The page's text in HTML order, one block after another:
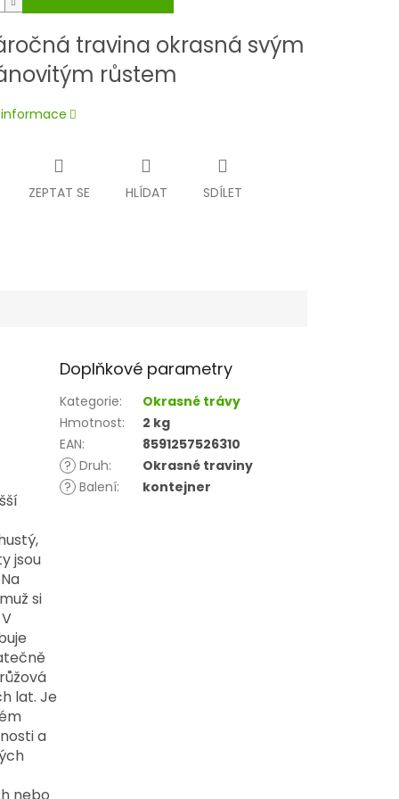
travina okrasná svým
růstem
ZEPTAT SE HLÍDAT SDÍLET
jsou
si
V
lat. Je
a
Doplňkové parametry
Kategorie:
Okrasné trávy
Hmotnost:
2 kg
EAN:
8591257526310
? Druh:
Okrasné traviny
? Balení: kontejner